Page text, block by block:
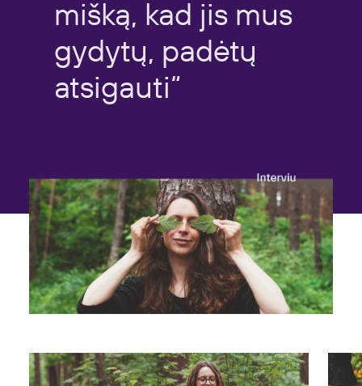
mišką, kad jis mus
gydytų, padėtų
atsigauti“